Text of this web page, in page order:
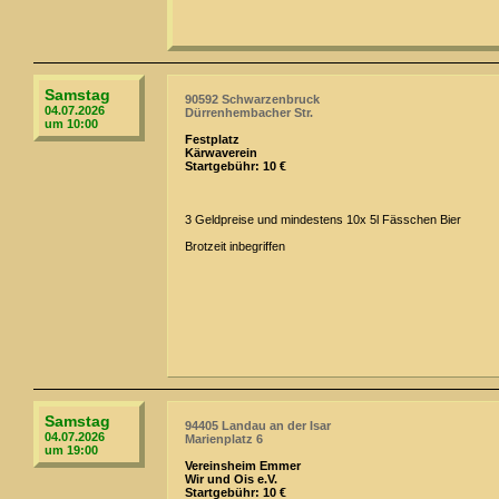
Samstag
04.07.2026
um 10:00
90592 Schwarzenbruck
Dürrenhembacher Str.
Festplatz
Kärwaverein
Startgebühr: 10 €
3 Geldpreise und mindestens 10x 5l Fässchen Bier
Brotzeit inbegriffen
Samstag
04.07.2026
um 19:00
94405 Landau an der Isar
Marienplatz 6
Vereinsheim Emmer
Wir und Ois e.V.
Startgebühr: 10 €